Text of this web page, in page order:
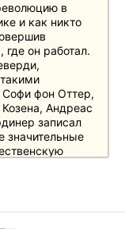
в
и как никто
он работал.
фон Оттер,
Андреас
записал
значительные
Мессу си-
впервые